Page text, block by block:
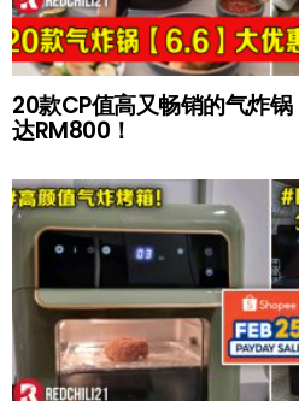
20款CP值高又畅销的气炸
达RM800！